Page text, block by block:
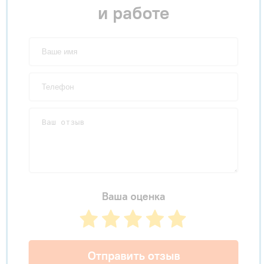
и работе
Ваша оценка
Отправить отзыв